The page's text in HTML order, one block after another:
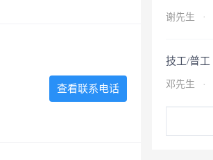
谢先生 ·
技工/普工
邓先生 ·
查看联系电话